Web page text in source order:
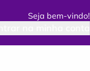
Seja bem-vindo!